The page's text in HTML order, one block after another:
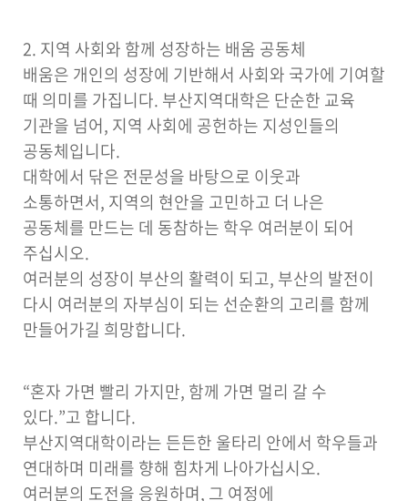
2. 지역 사회와 함께 성장하는 배움 공동체
배움은 개인의 성장에 기반해서 사회와 국가에 기여할
때 의미를 가집니다. 부산지역대학은 단순한 교육
기관을 넘어, 지역 사회에 공헌하는 지성인들의
공동체입니다.
대학에서 닦은 전문성을 바탕으로 이웃과
소통하면서, 지역의 현안을 고민하고 더 나은
공동체를 만드는 데 동참하는 학우 여러분이 되어
주십시오.
여러분의 성장이 부산의 활력이 되고, 부산의 발전이
다시 여러분의 자부심이 되는 선순환의 고리를 함께
만들어가길 희망합니다.
“혼자 가면 빨리 가지만, 함께 가면 멀리 갈 수
있다.”고 합니다.
부산지역대학이라는 든든한 울타리 안에서 학우들과
연대하며 미래를 향해 힘차게 나아가십시오.
여러분의 도전을 응원하며, 그 여정에